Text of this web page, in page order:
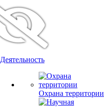
Деятельность
Охрана территории